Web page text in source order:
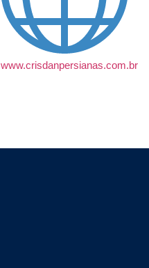
www.crisdanpersianas.com.br